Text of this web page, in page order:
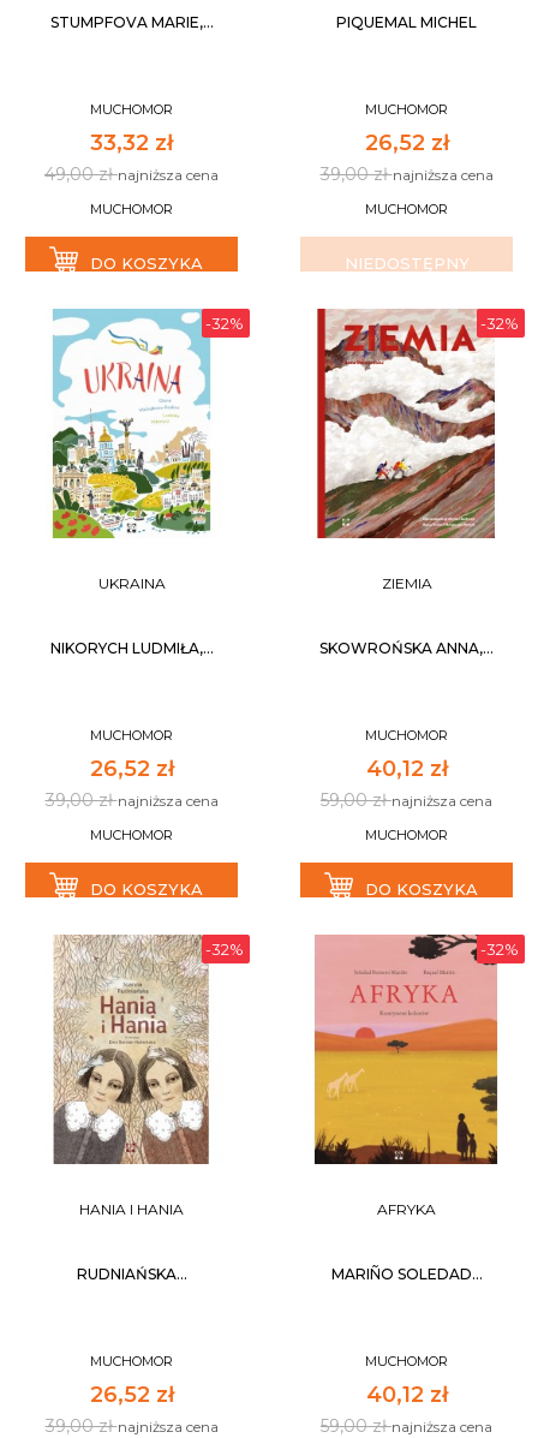
STUMPFOVA MARIE,...
MUCHOMOR
33,32 zł
49,00 złnajniższa cena
MUCHOMOR
DO KOSZYKA
PIQUEMAL MICHEL
MUCHOMOR
26,52 zł
39,00 złnajniższa cena
MUCHOMOR
NIEDOSTĘPNY
-32%
UKRAINA
NIKORYCH LUDMIŁA,...
MUCHOMOR
26,52 zł
39,00 złnajniższa cena
MUCHOMOR
DO KOSZYKA
-32%
ZIEMIA
SKOWROŃSKA ANNA,...
MUCHOMOR
40,12 zł
59,00 złnajniższa cena
MUCHOMOR
DO KOSZYKA
-32%
HANIA I HANIA
RUDNIAŃSKA...
MUCHOMOR
26,52 zł
39,00 złnajniższa cena
-32%
AFRYKA
MARIÑO SOLEDAD...
MUCHOMOR
40,12 zł
59,00 złnajniższa cena